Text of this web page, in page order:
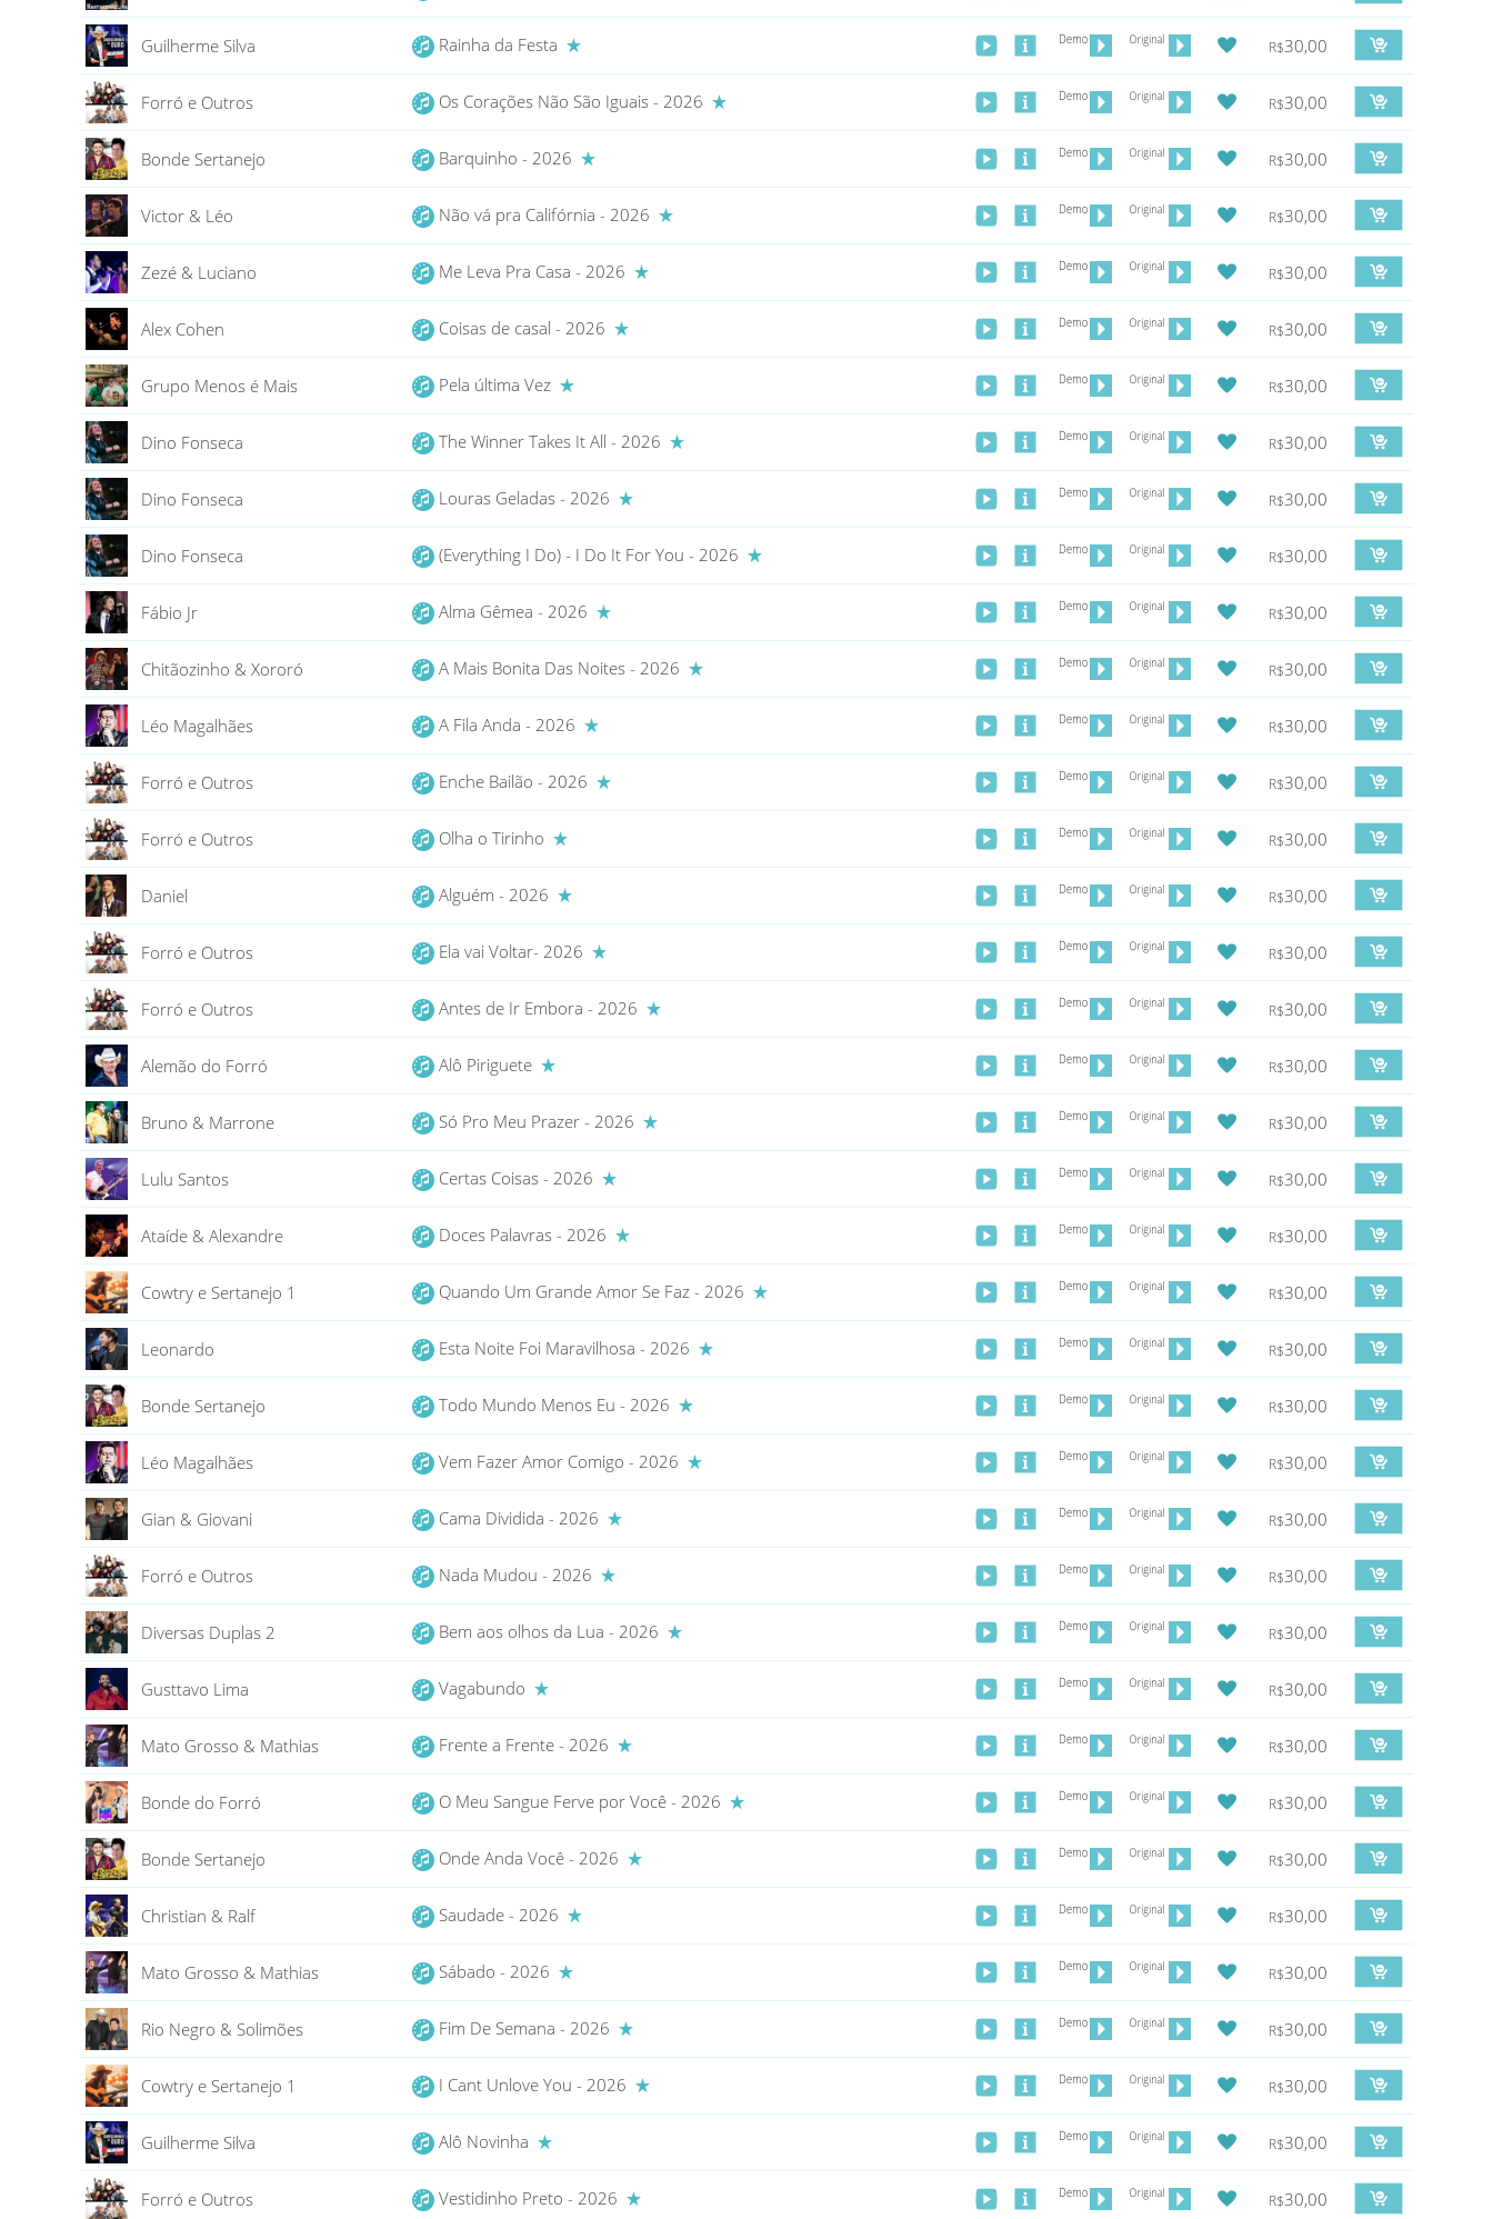
Guilherme Silva Rainha da Festa R$30,00
Forró e Outros Os Corações Não São Iguais - 2026 R$30,00
Bonde Sertanejo Barquinho - 2026 R$30,00
Victor & Léo Não vá pra Califórnia - 2026 R$30,00
Zezé & Luciano Me Leva Pra Casa - 2026 R$30,00
Alex Cohen Coisas de casal - 2026 R$30,00
Grupo Menos é Mais Pela última Vez R$30,00
Dino Fonseca The Winner Takes It All - 2026 R$30,00
Dino Fonseca Louras Geladas - 2026 R$30,00
Dino Fonseca (Everything I Do) - I Do It For You - 2026 R$30,00
Fábio Jr Alma Gêmea - 2026 R$30,00
Chitãozinho & Xororó A Mais Bonita Das Noites - 2026 R$30,00
Léo Magalhães A Fila Anda - 2026 R$30,00
Forró e Outros Enche Bailão - 2026 R$30,00
Forró e Outros Olha o Tirinho R$30,00
Daniel Alguém - 2026 R$30,00
Forró e Outros Ela vai Voltar- 2026 R$30,00
Forró e Outros Antes de Ir Embora - 2026 R$30,00
Alemão do Forró Alô Piriguete R$30,00
Bruno & Marrone Só Pro Meu Prazer - 2026 R$30,00
Lulu Santos Certas Coisas - 2026 R$30,00
Ataíde & Alexandre Doces Palavras - 2026 R$30,00
Cowtry e Sertanejo 1 Quando Um Grande Amor Se Faz - 2026 R$30,00
Leonardo Esta Noite Foi Maravilhosa - 2026 R$30,00
Bonde Sertanejo Todo Mundo Menos Eu - 2026 R$30,00
Léo Magalhães Vem Fazer Amor Comigo - 2026 R$30,00
Gian & Giovani Cama Dividida - 2026 R$30,00
Forró e Outros Nada Mudou - 2026 R$30,00
Diversas Duplas 2 Bem aos olhos da Lua - 2026 R$30,00
Gusttavo Lima Vagabundo R$30,00
Mato Grosso & Mathias Frente a Frente - 2026 R$30,00
Bonde do Forró O Meu Sangue Ferve por Você - 2026 R$30,00
Bonde Sertanejo Onde Anda Você - 2026 R$30,00
Christian & Ralf Saudade - 2026 R$30,00
Mato Grosso & Mathias Sábado - 2026 R$30,00
Rio Negro & Solimões Fim De Semana - 2026 R$30,00
Cowtry e Sertanejo 1 I Cant Unlove You - 2026 R$30,00
Guilherme Silva Alô Novinha R$30,00
Forró e Outros Vestidinho Preto - 2026 R$30,00